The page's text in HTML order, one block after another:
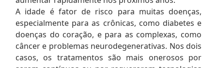
A idade é fator de risco para muitas doenças,
especialmente para as crônicas, como diabetes e
doenças do coração, e para as complexas, como
câncer e problemas neurodegenerativas. Nos dois
casos, os tratamentos são mais onerosos por